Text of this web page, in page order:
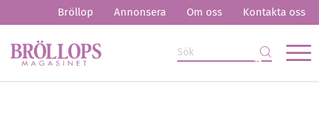
Bröllop Annonsera Om oss Kontakta oss